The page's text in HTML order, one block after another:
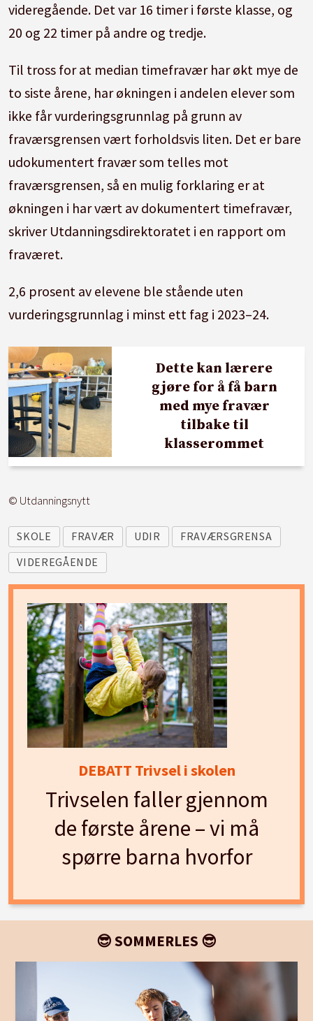
videregående. Det var 16 timer i første klasse, og
20 og 22 timer på andre og tredje.
Til tross for at median timefravær har økt mye de
to siste årene, har økningen i andelen elever som
ikke får vurderingsgrunnlag på grunn av
fraværsgrensen vært forholdsvis liten. Det er bare
udokumentert fravær som telles mot
fraværsgrensen, så en mulig forklaring er at
økningen i har vært av dokumentert timefravær,
skriver Utdanningsdirektoratet i en rapport om
fraværet.
2,6 prosent av elevene ble stående uten
vurderingsgrunnlag i minst ett fag i 2023–24.
Dette kan lærere
gjøre for å få barn
med mye fravær
tilbake til
klasserommet
© Utdanningsnytt
SKOLE FRAVÆR UDIR
FRAVÆRSGRENSA
VIDEREGÅENDE
DEBATT Trivsel i skolen
Trivselen faller gjennom
de første årene – vi må
spørre barna hvorfor
😎 SOMMERLES 😎